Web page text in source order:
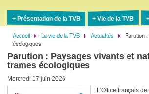
Présentation de la TVB Vie de la TVB
Fil
d'Ariane
Accueil La vie de la TVB Actualités
Parution
écologiques
Parution : Paysages vivants et
trames écologiques
Mercredi 17 juin 2026
L'Office français